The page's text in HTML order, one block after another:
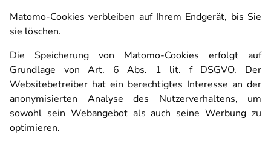
Matomo-Cookies verbleiben auf Ihrem Endgerät, bis Sie
sie löschen.
Die Speicherung von Matomo-Cookies erfolgt auf
Grundlage von Art. 6 Abs. 1 lit. f DSGVO. Der
Websitebetreiber hat ein berechtigtes Interesse an der
anonymisierten Analyse des Nutzerverhaltens, um
sowohl sein Webangebot als auch seine Werbung zu
optimieren.